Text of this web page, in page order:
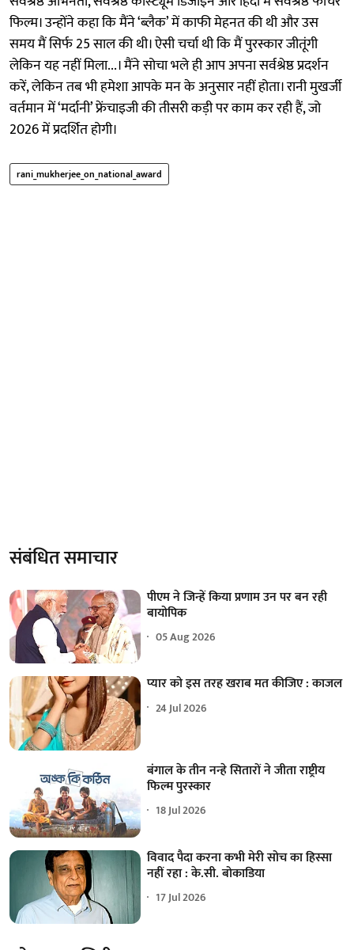
फिल्म। उन्होंने कहा कि मैंने ‘ब्लैक’ में काफी मेहनत की थी और उस
समय मैं सिर्फ 25 साल की थी। ऐसी चर्चा थी कि मैं पुरस्कार जीतूंगी
लेकिन यह नहीं मिला...। मैंने सोचा भले ही आप अपना सर्वश्रेष्ठ प्रदर्शन
करें, लेकिन तब भी हमेशा आपके मन के अनुसार नहीं होता। रानी मुखर्जी
वर्तमान में ‘मर्दानी’ फ्रेंचाइजी की तीसरी कड़ी पर काम कर रही हैं, जो
2026 में प्रदर्शित होगी।
rani_mukherjee_on_national_award
संबंधित समाचार
पीएम ने जिन्हें किया प्रणाम उन पर बन रही
बायोपिक
05 Aug 2026
प्यार को इस तरह खराब मत कीजिए : काजल
24 Jul 2026
बंगाल के तीन नन्हे सितारों ने जीता राष्ट्रीय
फिल्म पुरस्कार
18 Jul 2026
विवाद पैदा करना कभी मेरी सोच का हिस्सा
नहीं रहा : के.सी. बोकाडिया
17 Jul 2026